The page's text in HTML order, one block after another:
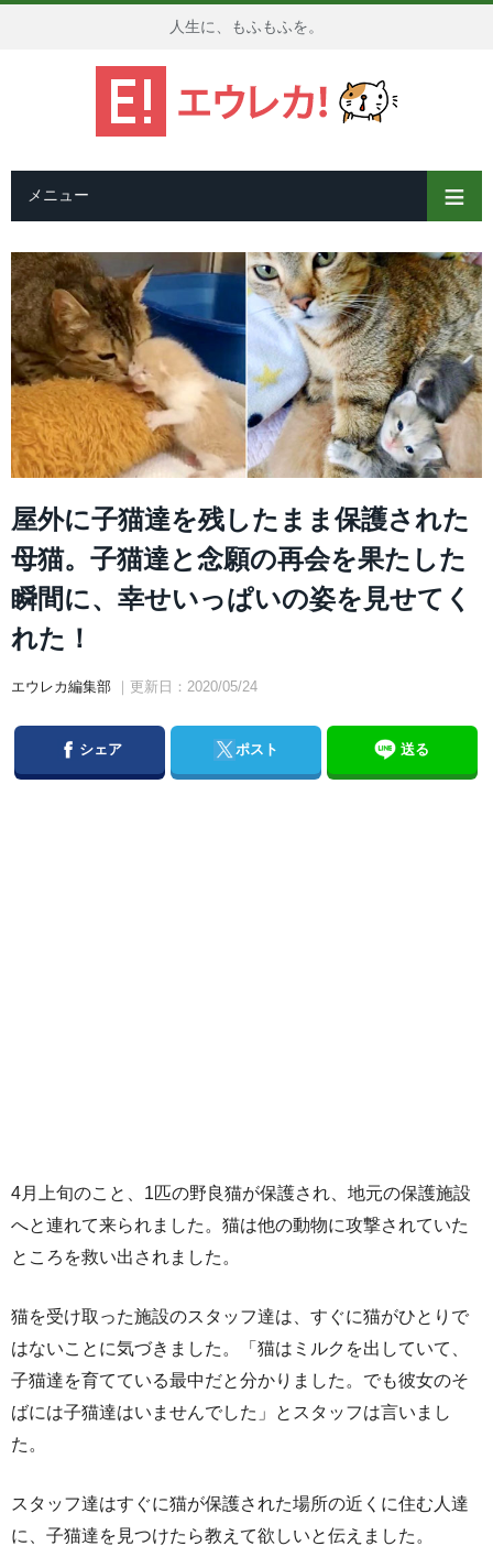
人生に、もふもふを。
メニュー
屋外に子猫達を残したまま保護された
母猫。子猫達と念願の再会を果たした
瞬間に、幸せいっぱいの姿を見せてく
れた！
エウレカ編集部 ｜更新日：2020/05/24
Facebook
シェア Twitterポスト 送る
4月上旬のこと、1匹の野良猫が保護され、地元の保護施設
へと連れて来られました。猫は他の動物に攻撃されていた
ところを救い出されました。
猫を受け取った施設のスタッフ達は、すぐに猫がひとりで
はないことに気づきました。「猫はミルクを出していて、
子猫達を育てている最中だと分かりました。でも彼女のそ
ばには子猫達はいませんでした」とスタッフは言いまし
た。
スタッフ達はすぐに猫が保護された場所の近くに住む人達
に、子猫達を見つけたら教えて欲しいと伝えました。